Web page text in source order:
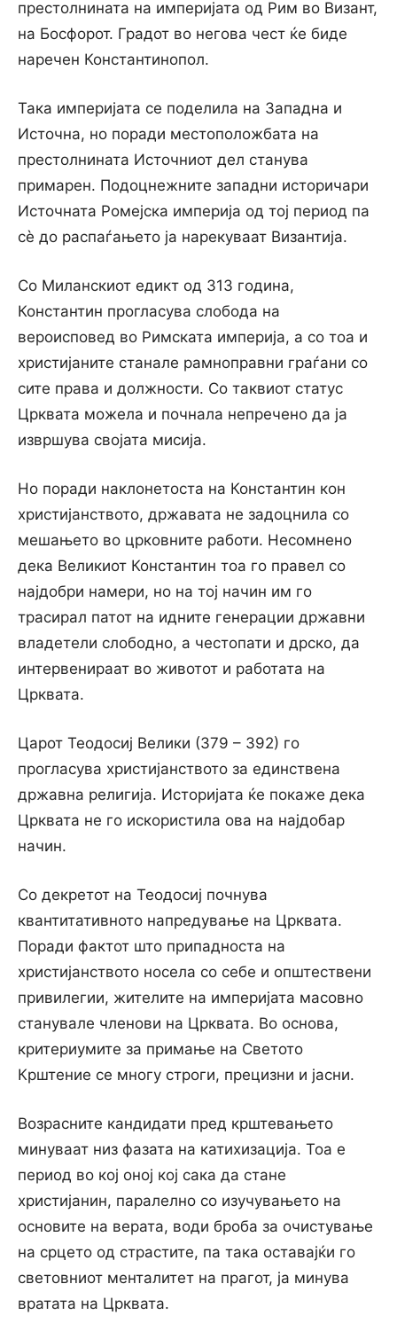
престолнината на империјата од Рим во Визант,
на Босфорот. Градот во негова чест ќе биде
наречен Константинопол.
Така империјата се поделила на Западна и
Источна, но поради местоположбата на
престолнината Источниот дел станува
примарен. Подоцнежните западни историчари
Источната Ромејска империја од тој период па
сѐ до распаѓањето ја нарекуваат Византија.
Со Миланскиот едикт од 313 година,
Константин прогласува слобода на
вероисповед во Римската империја, а со тоа и
христијаните станале рамноправни граѓани со
сите права и должности. Со таквиот статус
Црквата можела и почнала непречено да ја
извршува својата мисија.
Но поради наклонетоста на Константин кон
христијанството, државата не задоцнила со
мешањето во црковните работи. Несомнено
дека Великиот Константин тоа го правел со
најдобри намери, но на тој начин им го
трасирал патот на идните генерации државни
владетели слободно, а честопати и дрско, да
интервенираат во животот и работата на
Црквата.
Царот Теодосиј Велики (379 – 392) го
прогласува христијанството за единствена
државна религија. Историјата ќе покаже дека
Црквата не го искористила ова на најдобар
начин.
Со декретот на Теодосиј почнува
квантитативното напредување на Црквата.
Поради фактот што припадноста на
христијанството носела со себе и општествени
привилегии, жителите на империјата масовно
станувале членови на Црквата. Во основа,
критериумите за примање на Светото
Крштение се многу строги, прецизни и јасни.
Возрасните кандидати пред крштевањето
минуваат низ фазата на катихизација. Тоа е
период во кој оној кој сака да стане
христијанин, паралелно со изучувањето на
основите на верата, води броба за очистување
на срцето од страстите, па така оставајќи го
световниот менталитет на прагот, ја минува
вратата на Црквата.